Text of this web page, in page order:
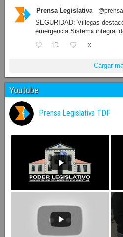
Prensa Legislativa
SEGURIDAD: Villegas
emergencia Sistema integral
X
Cargar
Youtube
Prensa Legislativa TDF